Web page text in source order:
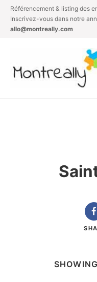
Référencement & listing des
Inscrivez-vous dans notre
allo@montreally.com